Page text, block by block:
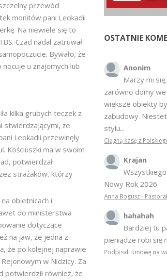
przewód
monitów pani Leokadii
Na niewiele się to
Czad nadal zatruwał
Bywało, że
u znajomych lub
kilka grubych teczek z
stwierdzającymi, że
Leokadii przewinęły
Kościuszki ma w swoim
potwierdzał
strażaków, którzy
obietnicach i
do ministerstwa
dotyczące
na jaw, że jedna z
że po kolejnej naprawie
w Nidzicy. Za
potwierdził również, że
OSTATNIE
Anonim
Marzy mi
zarówno domy
większe obiekty
zabudowy.
stylu...
Ciągną kasę z
Krajan
Nowy Rok 2026
Anna Bogusz -
hahahah
Bardziej tu
pieniądze robi się
Podpisali umowę na